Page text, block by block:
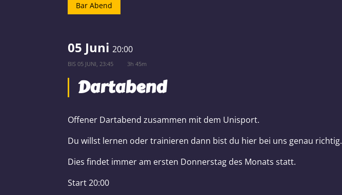
Bar Abend
05 Juni 20:00
BIS 05 JUNI, 23:45 3h 45m
Dartabend
Offener Dartabend zusammen mit dem Unisport.
Du willst lernen oder trainieren dann bist du hier bei uns genau richtig.
Dies findet immer am ersten Donnerstag des Monats statt.
Start 20:00